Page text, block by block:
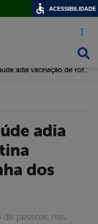
Acesso
Ministério da Saúde adia vacinação de rotina durante campanha dos idosos
dos
ACESSIBILIDADE